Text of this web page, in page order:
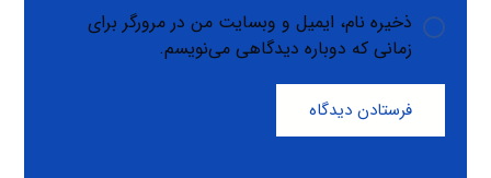
ذخیره نام، ایمیل و وبسایت من در مرورگر برای
زمانی که دوباره دیدگاهی می‌نویسم.
فرستادن دیدگاه